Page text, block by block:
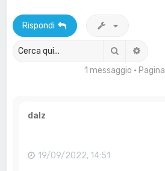
Rispondi
Cerca
1 messaggio • Pagina
dalz
19/09/2022, 14:51